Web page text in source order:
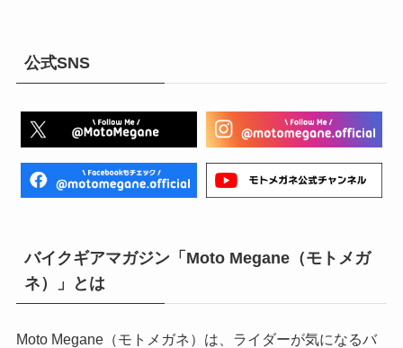
公式SNS
バイクギアマガジン「Moto Megane（モトメガ
ネ）」とは
Moto Megane（モトメガネ）は、ライダーが気になるバ